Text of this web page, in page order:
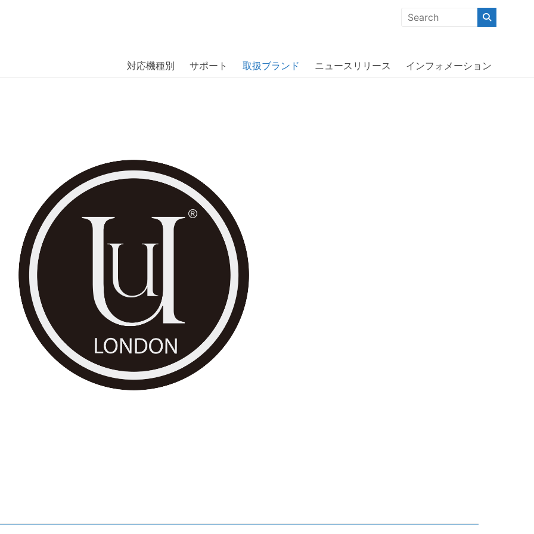
には、日本では珍しい「海外ブランド」をはじめ「ユニークな商品」「機能的な商品」「コストパフォーマンスの高い商
対応機種別 サポート 取扱ブランド ニュースリリース インフォメーション